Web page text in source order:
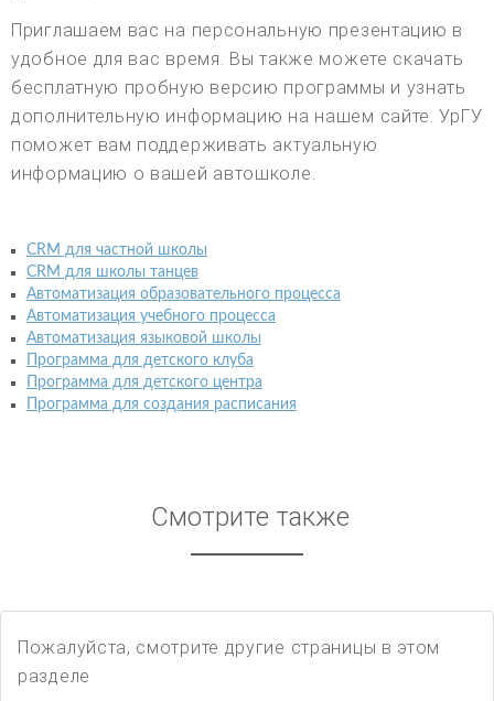
Приглашаем вас на персональную презентацию в
удобное для вас время. Вы также можете скачать
бесплатную пробную версию программы и узнать
дополнительную информацию на нашем сайте. УрГУ
поможет вам поддерживать актуальную
информацию о вашей автошколе.
CRM для частной школы
CRM для школы танцев
Автоматизация образовательного процесса
Автоматизация учебного процесса
Автоматизация языковой школы
Программа для детского клуба
Программа для детского центра
Программа для создания расписания
Смотрите также
Пожалуйста, смотрите другие страницы в этом
разделе